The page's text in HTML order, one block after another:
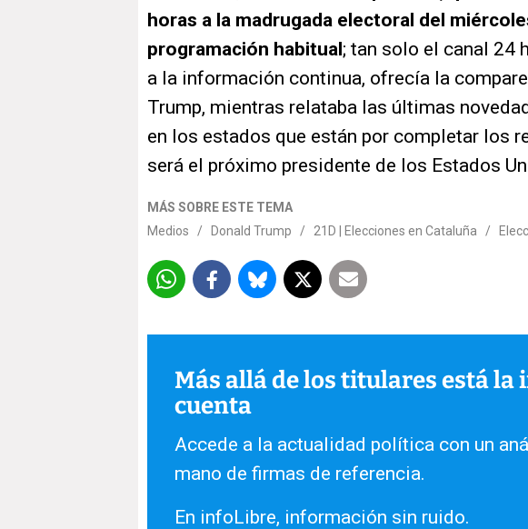
horas a la madrugada electoral del
programación habitual ; tan solo el canal 24
a la información continua, ofrecía la
Trump, mientras relataba las últimas
en los estados que están por completar los
será el próximo presidente de los Estados
MÁS SOBRE ESTE TEMA
Medios
/ Donald Trump / 21D | Elecciones en Cataluña /
Más allá de los titulares está
cuenta
Accede a la actualidad política con un
mano de firmas de referencia.
En infoLibre, información sin ruido.